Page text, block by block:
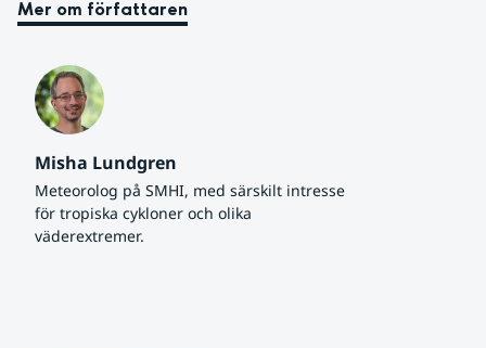
Mer om författaren
Misha Lundgren
Meteorolog på SMHI, med särskilt intresse
för tropiska cykloner och olika
väderextremer.